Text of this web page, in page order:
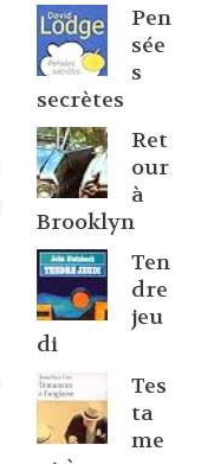
Pen
sée
s
secrètes
Ret
our
à
Brooklyn
Ten
dre
jeu
di
Tes
ta
me